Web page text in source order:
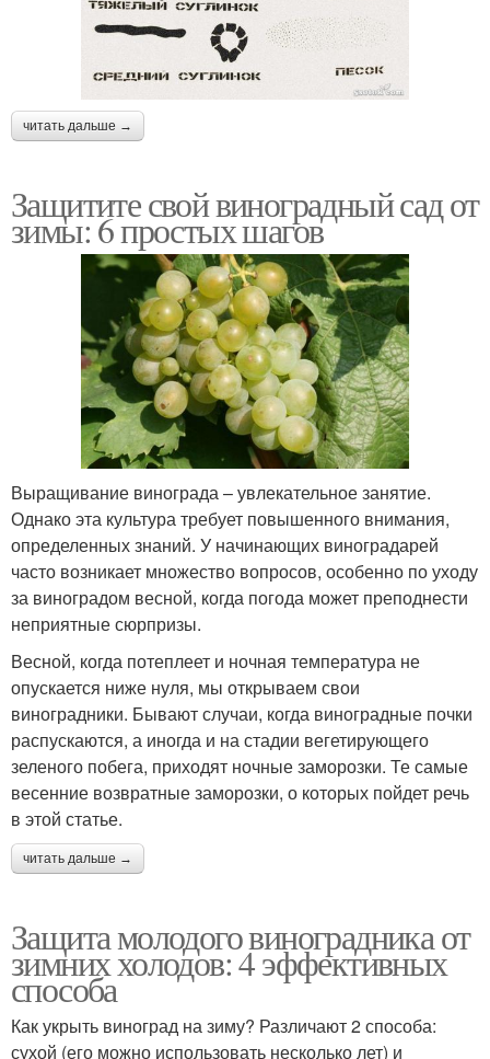
читать дальше →
Защитите свой виноградный сад от
зимы: 6 простых шагов
Выращивание винограда – увлекательное занятие.
Однако эта культура требует повышенного внимания,
определенных знаний. У начинающих виноградарей
часто возникает множество вопросов, особенно по уходу
за виноградом весной, когда погода может преподнести
неприятные сюрпризы.
Весной, когда потеплеет и ночная температура не
опускается ниже нуля, мы открываем свои
виноградники. Бывают случаи, когда виноградные почки
распускаются, а иногда и на стадии вегетирующего
зеленого побега, приходят ночные заморозки. Те самые
весенние возвратные заморозки, о которых пойдет речь
в этой статье.
читать дальше →
Защита молодого виноградника от
зимних холодов: 4 эффективных
способа
Как укрыть виноград на зиму? Различают 2 способа:
сухой (его можно использовать несколько лет) и